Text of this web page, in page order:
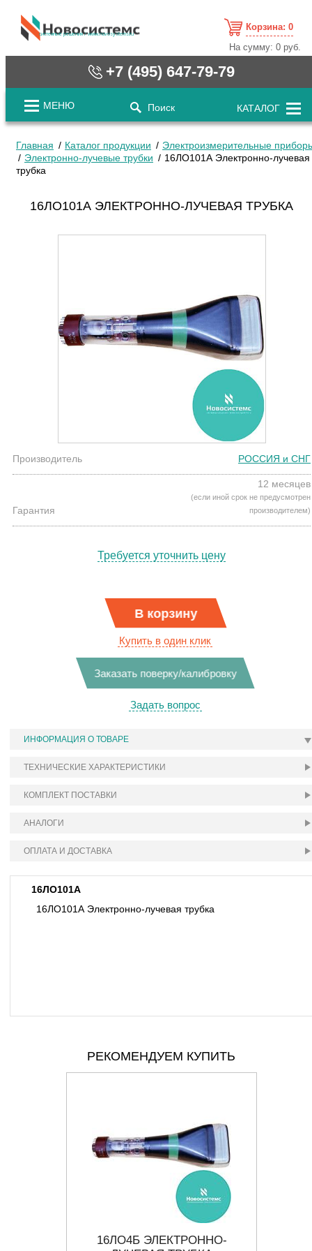
cистемные решения / www.novosystems.ru
Корзина: 0
На сумму:0 руб.
+7 (495) 647-79-79
МЕНЮ Поиск КАТАЛОГ
Главная Каталог продукции
Электроизмерительные
Электронно-лучевые трубки
16ЛО101А Электронно-лучевая
трубка
16ЛО101А ЭЛЕКТРОННО-ЛУЧЕВАЯ ТРУБКА
Производитель РОССИЯ и СНГ
Гарантия
12 месяцев
(если иной срок не предусмотрен
производителем)
Требуется уточнить цену
В корзину
Купить в один клик
Заказать поверку/калибровку
Задать вопрос
ИНФОРМАЦИЯ О ТОВАРЕ
ТЕХНИЧЕСКИЕ ХАРАКТЕРИСТИКИ
КОМПЛЕКТ ПОСТАВКИ
АНАЛОГИ
ОПЛАТА И ДОСТАВКА
16ЛО101А
16ЛО101А Электронно-лучевая трубка
РЕКОМЕНДУЕМ КУПИТЬ
16ЛО4Б ЭЛЕКТРОННО-